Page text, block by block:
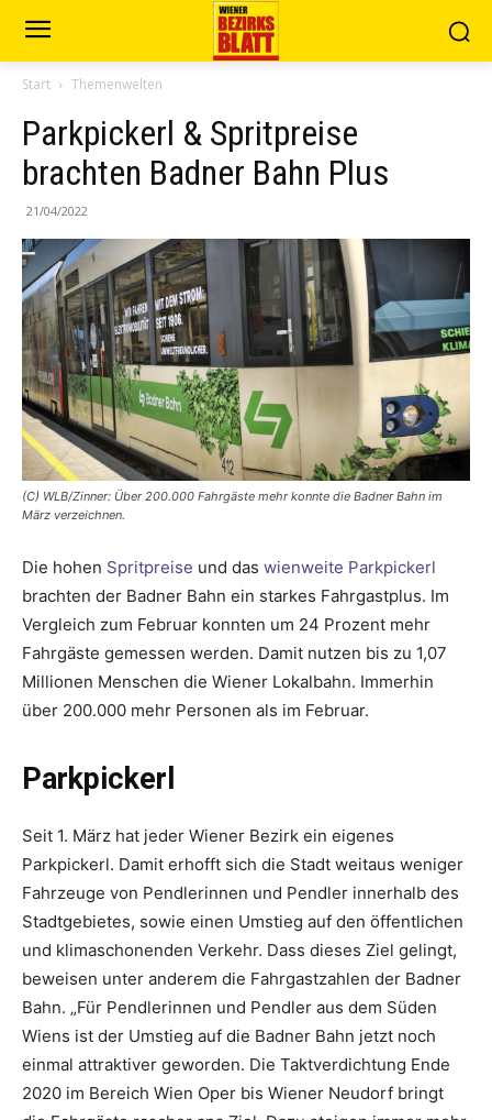
Start Themenwelten
Parkpickerl & Spritpreise
brachten Badner Bahn Plus
21/04/2022
(C) WLB/Zinner: Über 200.000 Fahrgäste mehr konnte die Badner Bahn im
März verzeichnen.
Die hohen Spritpreise und das wienweite Parkpickerl
brachten der Badner Bahn ein starkes Fahrgastplus. Im
Vergleich zum Februar konnten um 24 Prozent mehr
Fahrgäste gemessen werden. Damit nutzen bis zu 1,07
Millionen Menschen die Wiener Lokalbahn. Immerhin
über 200.000 mehr Personen als im Februar.
Parkpickerl
Seit 1. März hat jeder Wiener Bezirk ein eigenes
Parkpickerl. Damit erhofft sich die Stadt weitaus weniger
Fahrzeuge von Pendlerinnen und Pendler innerhalb des
Stadtgebietes, sowie einen Umstieg auf den öffentlichen
und klimaschonenden Verkehr. Dass dieses Ziel gelingt,
beweisen unter anderem die Fahrgastzahlen der Badner
Bahn. „Für Pendlerinnen und Pendler aus dem Süden
Wiens ist der Umstieg auf die Badner Bahn jetzt noch
einmal attraktiver geworden. Die Taktverdichtung Ende
2020 im Bereich Wien Oper bis Wiener Neudorf bringt